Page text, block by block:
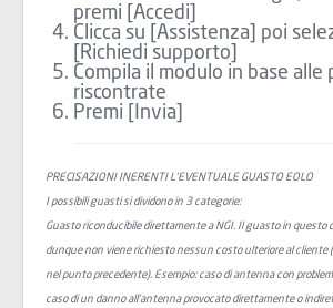
premi [Accedi]
Clicca su [Assistenza] poi
[Richiedi supporto]
Compila il modulo in base alle
riscontrate
Premi [Invia]
PRECISAZIONI INERENTI L'EVENTUALE GUASTO EOLO
I possibili guasti si dividono in 3 categorie:
Guasto riconducibile direttamente a NGI. Il guasto in questo
dunque non viene richiesto nessun costo ulteriore al cliente
nel punto precedente). Esempio: caso di antenna con
caso di un danno all’antenna provocato direttamente o